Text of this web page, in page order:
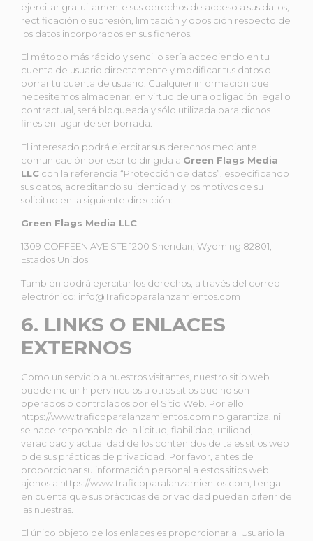
ejercitar gratuitamente sus derechos de acceso a sus datos,
rectificación o supresión, limitación y oposición respecto de
los datos incorporados en sus ficheros.
El método más rápido y sencillo sería accediendo en tu
cuenta de usuario directamente y modificar tus datos o
borrar tu cuenta de usuario. Cualquier información que
necesitemos almacenar, en virtud de una obligación legal o
contractual, será bloqueada y sólo utilizada para dichos
fines en lugar de ser borrada.
El interesado podrá ejercitar sus derechos mediante
comunicación por escrito dirigida a Green Flags Media
LLC con la referencia “Protección de datos”, especificando
sus datos, acreditando su identidad y los motivos de su
solicitud en la siguiente dirección:
Green Flags Media LLC
1309 COFFEEN AVE STE 1200 Sheridan, Wyoming 82801,
Estados Unidos
También podrá ejercitar los derechos, a través del correo
electrónico: info@Traficoparalanzamientos.com
6. LINKS O ENLACES
EXTERNOS
Como un servicio a nuestros visitantes, nuestro sitio web
puede incluir hipervínculos a otros sitios que no son
operados o controlados por el Sitio Web. Por ello
https://www.traficoparalanzamientos.com no garantiza, ni
se hace responsable de la licitud, fiabilidad, utilidad,
veracidad y actualidad de los contenidos de tales sitios web
o de sus prácticas de privacidad. Por favor, antes de
proporcionar su información personal a estos sitios web
ajenos a https://www.traficoparalanzamientos.com, tenga
en cuenta que sus prácticas de privacidad pueden diferir de
las nuestras.
El único objeto de los enlaces es proporcionar al Usuario la